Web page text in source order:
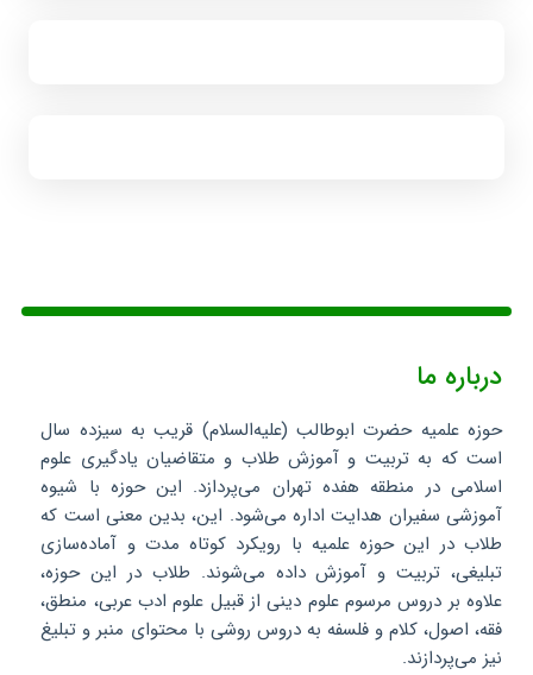
درباره ما
حوزه علمیه حضرت ابوطالب (علیه‌السلام) قریب به سیزده سال
است که به تربیت و آموزش طلاب و متقاضیان یادگیری علوم
اسلامی در منطقه هفده تهران می‌پردازد. این حوزه با شیوه
آموزشی سفیران هدایت اداره می‌شود. این، بدین معنی است که
طلاب در این حوزه علمیه با رویکرد کوتاه مدت و آماده‌سازی
تبلیغی، تربیت و آموزش داده می‌شوند. طلاب در این حوزه،
علاوه بر دروس مرسوم علوم دینی از قبیل علوم ادب عربی، منطق،
فقه، اصول، کلام و فلسفه به دروس روشی با محتوای منبر و تبلیغ
نیز می‌پردازند.